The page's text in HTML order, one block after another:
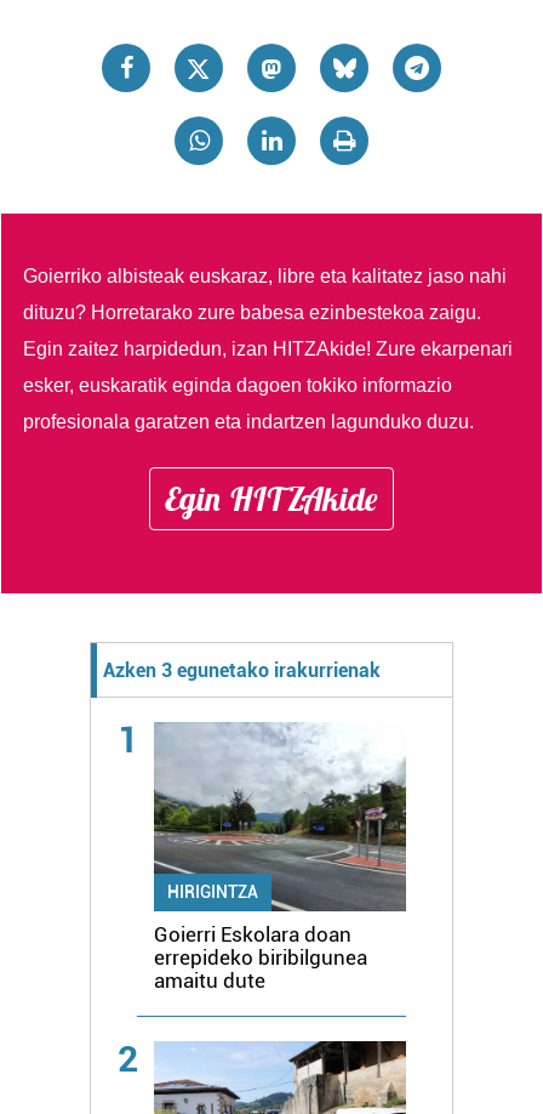
Goierriko albisteak euskaraz, libre eta kalitatez jaso nahi
dituzu? Horretarako zure babesa ezinbestekoa zaigu.
Egin zaitez harpidedun, izan HITZAkide!Zure ekarpenari
esker, euskaratik eginda dagoen tokiko informazio
profesionala garatzen eta indartzen lagunduko duzu.
Egin HITZAkide
Azken 3 egunetako irakurrienak
1
HIRIGINTZA
Goierri Eskolara doan
errepideko biribilgunea
amaitu dute
2